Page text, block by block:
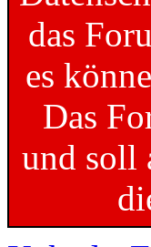
das
es
Das
und soll